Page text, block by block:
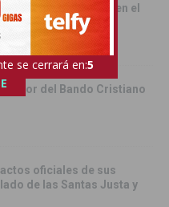
calles de Orihuela en el
del Pájaro
del Bando Cristiano
oficiales de sus
de las Santas Justa y
se cerrará en:4